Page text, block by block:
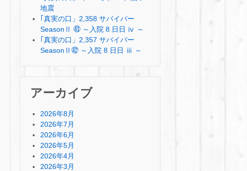
地震
｢真実の口」2,358 サバイバー
SeasonⅡ ㊸ ～入院 8 日日 ⅳ ～
｢真実の口」2,357 サバイバー
SeasonⅡ㊷ ～入院 8 日日 ⅲ ～
アーカイブ
2026年8月
2026年7月
2026年6月
2026年5月
2026年4月
2026年3月